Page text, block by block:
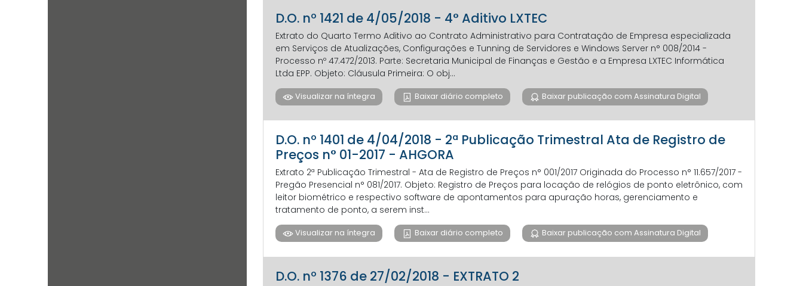
D.O. nº 1421 de 4/05/2018 - 4° Aditivo LXTEC
Extrato do Quarto Termo Aditivo ao Contrato Administrativo para Contratação de Empresa especializada
em Serviços de Atualizações, Configurações e Tunning de Servidores e Windows Server n° 008/2014 -
Processo nº 47.472/2013. Parte: Secretaria Municipal de Finanças e Gestão e a Empresa LXTEC Informática
Ltda EPP. Objeto: Cláusula Primeira: O obj...
Visualizar na íntegra Baixar diário completo Baixar publicação com Assinatura Digital
D.O. nº 1401 de 4/04/2018 - 2ª Publicação Trimestral Ata de Registro de
Preços n° 01-2017 - AHGORA
Extrato 2ª Publicação Trimestral - Ata de Registro de Preços n° 001/2017 Originada do Processo n° 11.657/2017 -
Pregão Presencial n° 081/2017. Objeto: Registro de Preços para locação de relógios de ponto eletrônico, com
leitor biométrico e respectivo software de apontamentos para apuração horas, gerenciamento e
tratamento de ponto, a serem inst...
Visualizar na íntegra Baixar diário completo Baixar publicação com Assinatura Digital
D.O. nº 1376 de 27/02/2018 - EXTRATO 2